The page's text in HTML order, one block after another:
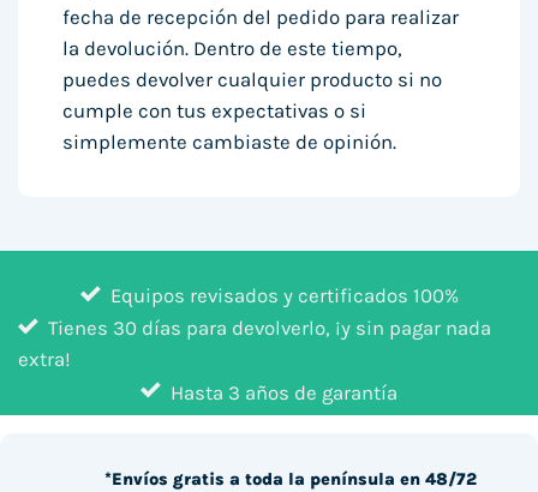
fecha de recepción del pedido para realizar
la devolución. Dentro de este tiempo,
puedes devolver cualquier producto si no
cumple con tus expectativas o si
simplemente cambiaste de opinión.
Equipos revisados y certificados 100%
Tienes 30 días para devolverlo, ¡y sin pagar nada
extra!
Hasta 3 años de garantía
*Envíos gratis a toda la península en 48/72